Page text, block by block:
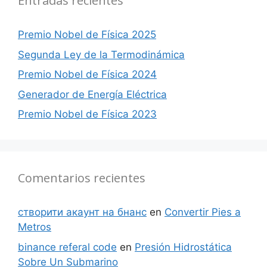
Premio Nobel de Física 2025
Segunda Ley de la Termodinámica
Premio Nobel de Física 2024
Generador de Energía Eléctrica
Premio Nobel de Física 2023
Comentarios recientes
створити акаунт на бнанс en Convertir Pies a
Metros
binance referal code en Presión Hidrostática
Sobre Un Submarino